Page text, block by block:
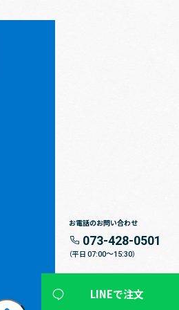
お電話のお問い合わせ
073-428-0501
（平日 07:00〜15:30）
LINEで注文